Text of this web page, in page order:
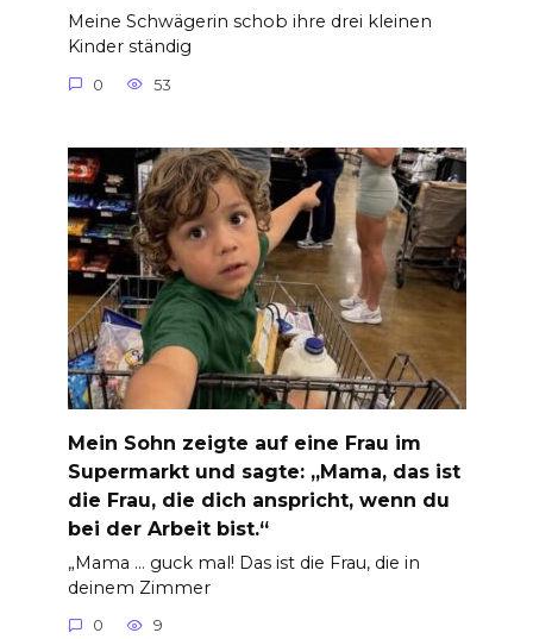
Meine Schwägerin schob ihre drei kleinen
Kinder ständig
0 53
Mein Sohn zeigte auf eine Frau im
Supermarkt und sagte: „Mama, das ist
die Frau, die dich anspricht, wenn du
bei der Arbeit bist.“
„Mama … guck mal! Das ist die Frau, die in
deinem Zimmer
0 9